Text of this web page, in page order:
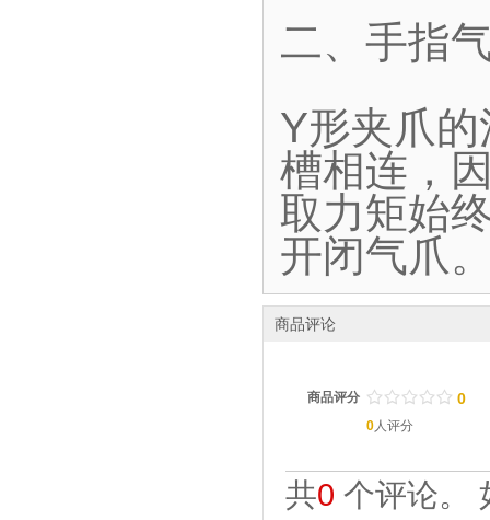
二、手指
Y形夹爪
槽相连，
取力矩始
开闭气爪
商品评论
商品评分 / / / / /
. . . . . 0
0人评分
共0 个评论。